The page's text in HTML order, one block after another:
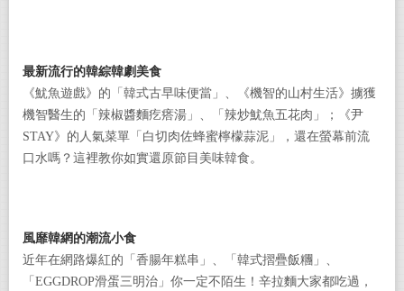
最新流行的韓綜韓劇美食
《魷魚遊戲》的「韓式古早味便當」、《機智的山村生活》擄獲
機智醫生的「辣椒醬麵疙瘩湯」、「辣炒魷魚五花肉」；《尹
STAY》的人氣菜單「白切肉佐蜂蜜檸檬蒜泥」，還在螢幕前流
口水嗎？這裡教你如實還原節目美味韓食。
風靡韓網的潮流小食
近年在網路爆紅的「香腸年糕串」、「韓式摺疊飯糰」、
「 EGGDROP滑蛋三明治」你一定不陌生！辛拉麵大家都吃過，